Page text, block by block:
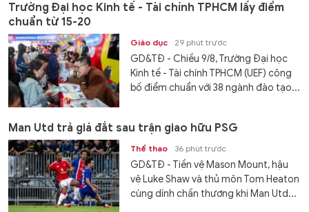
Trường Đại học Kinh tế - Tài chính TPHCM lấy điểm
chuẩn từ 15-20
Giáo dục 29 phút trước
GD&TĐ - Chiều 9/8, Trường Đại học
Kinh tế - Tài chính TPHCM (UEF) công
bố điểm chuẩn với 38 ngành đào tạo...
Man Utd trả giá đắt sau trận giao hữu PSG
Thể thao 36 phút trước
GD&TĐ - Tiền vệ Mason Mount, hậu
vệ Luke Shaw và thủ môn Tom Heaton
cùng dính chấn thương khi Man Utd...